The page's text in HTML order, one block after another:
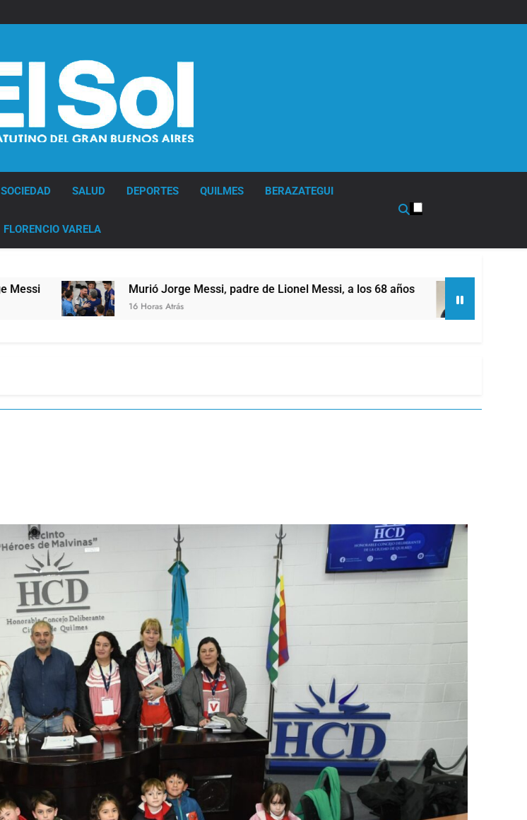
SOCIEDAD SALUD DEPORTES QUILMES BERAZATEGUI
FLORENCIO VARELA
Murió Jorge Messi, padre de Lionel Messi, a los 68 años
16 Horas Atrás 17 Horas Atrás